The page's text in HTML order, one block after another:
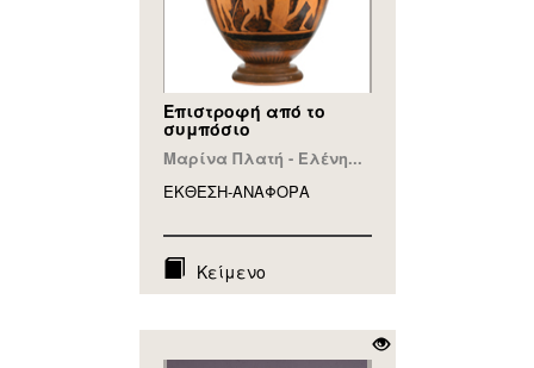
Επιστροφή από το
συμπόσιο
Μαρίνα Πλατή - Ελένη...
ΕΚΘΕΣΗ-ΑΝΑΦΟΡA
Κείμενο